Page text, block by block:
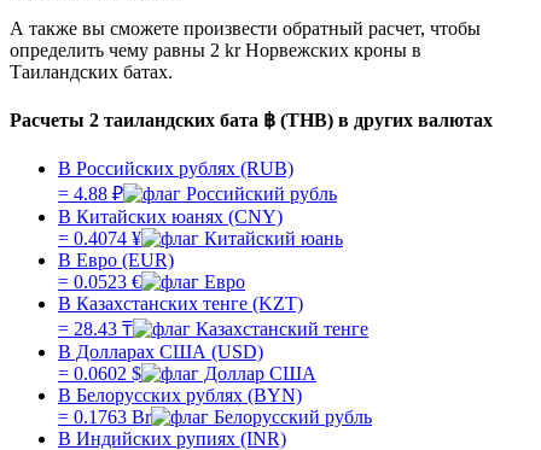
А также вы сможете произвести обратный расчет, чтобы
определить чему равны 2 krНорвежских кроны в
Таиландских батах.
Расчеты 2 таиландских бата ฿ (THB) в других валютах
В Российских рублях (RUB)
= 4.88 ₽
В Китайских юанях (CNY)
= 0.4074 ¥
В Евро (EUR)
= 0.0523 €
В Казахстанских тенге (KZT)
= 28.43 ₸
В Долларах США (USD)
= 0.0602 $
В Белорусских рублях (BYN)
= 0.1763 Br
В Индийских рупиях (INR)